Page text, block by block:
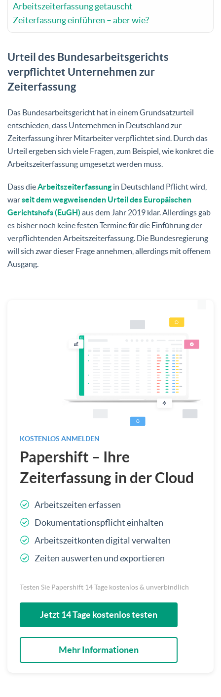
Arbeitszeiterfassung getauscht
Zeiterfassung einführen – aber wie?
Urteil des Bundesarbeitsgerichts
verpflichtet Unternehmen zur
Zeiterfassung
Das Bundesarbeitsgericht hat in einem Grundsatzurteil
entschieden, dass Unternehmen in Deutschland zur
Zeiterfassung ihrer Mitarbeiter verpflichtet sind. Durch das
Urteil ergeben sich viele Fragen, zum Beispiel, wie konkret die
Arbeitszeiterfassung umgesetzt werden muss.
Dass dieArbeitszeiterfassungin Deutschland Pflicht wird,
warseit dem wegweisenden Urteil des Europäischen
Gerichtshofs (EuGH) aus dem Jahr 2019 klar. Allerdings gab
es bisher noch keine festen Termine für die Einführung der
verpflichtenden Arbeitszeiterfassung. Die Bundesregierung
will sich zwar dieser Frage annehmen, allerdings mit offenem
Ausgang.
KOSTENLOS ANMELDEN
Papershift – Ihre
Zeiterfassung in der Cloud
Arbeitszeiten erfassen
Dokumentationspflicht einhalten
Arbeitszeitkonten digital verwalten
Zeiten auswerten und exportieren
Testen Sie Papershift 14 Tage kostenlos & unverbindlich
Jetzt 14 Tage kostenlos testen
Mehr Informationen